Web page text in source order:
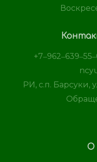
О
РИ, с.п. Барсуки,